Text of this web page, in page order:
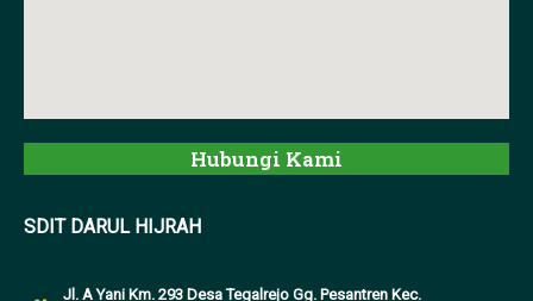
Hubungi Kami
SDIT DARUL HIJRAH
Jl. A Yani Km. 293 Desa Tegalrejo Gg. Pesantren Kec.